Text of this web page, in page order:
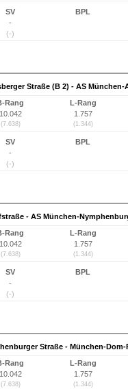
SV
-
(-)
BPL
Straße (B 2) - AS
Rang
10.042
(7.638)
L-Rang
1.757
(1.344)
SV
-
(-)
BPL
- AS München-
Rang
10.042
(7.638)
L-Rang
1.757
(1.344)
SV
-
(-)
BPL
Straße - München-Dom-
Rang
10.042
(7.638)
L-Rang
1.757
(1.344)